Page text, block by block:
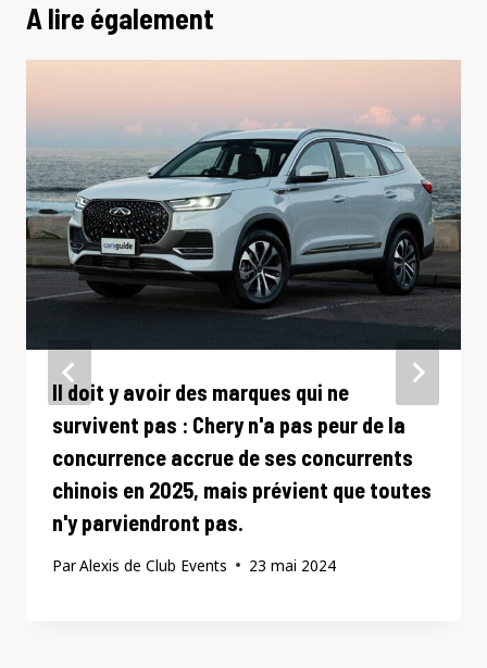
A lire également
Il doit y avoir des marques qui ne
survivent pas : Chery n'a pas peur de la
concurrence accrue de ses concurrents
chinois en 2025, mais prévient que toutes
n'y parviendront pas.
ParAlexis de Club Events 23 mai 2024